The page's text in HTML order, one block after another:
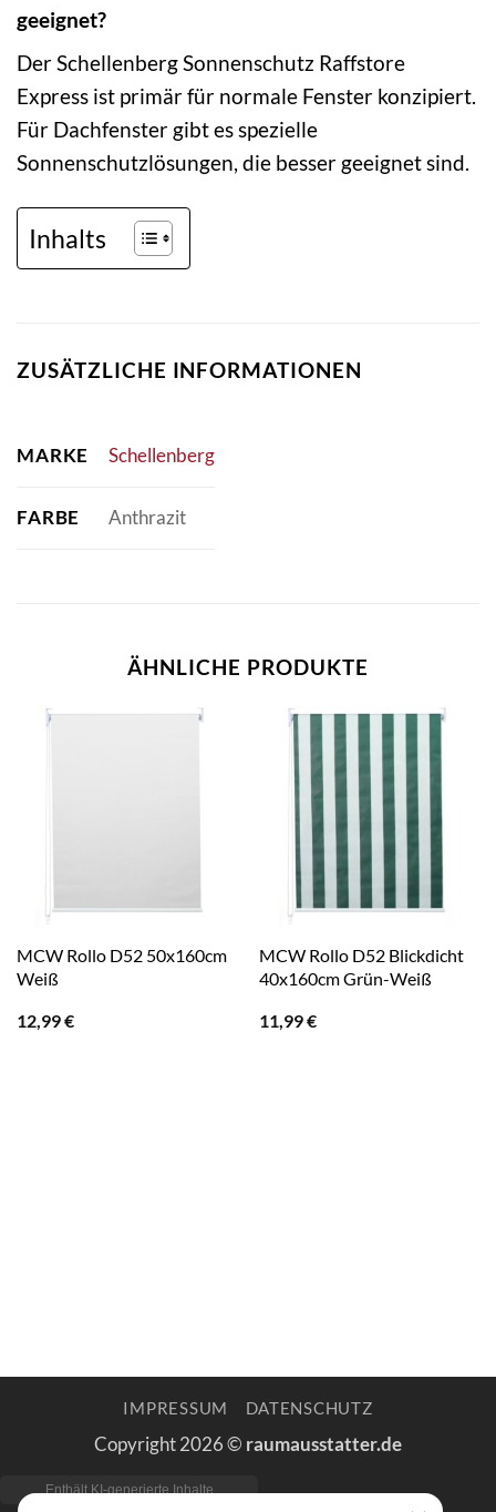
geeignet?
Der Schellenberg Sonnenschutz Raffstore
Express ist primär für normale Fenster konzipiert.
Für Dachfenster gibt es spezielle
Sonnenschutzlösungen, die besser geeignet sind.
Inhalts
ZUSÄTZLICHE INFORMATIONEN
MARKE Schellenberg
FARBE Anthrazit
ÄHNLICHE PRODUKTE
MCW Rollo D52 50x160cm
Weiß
12,99€
MCW Rollo D52 Blickdicht
40x160cm Grün-Weiß
11,99€
IMPRESSUM DATENSCHUTZ
Copyright 2026 © raumausstatter.de